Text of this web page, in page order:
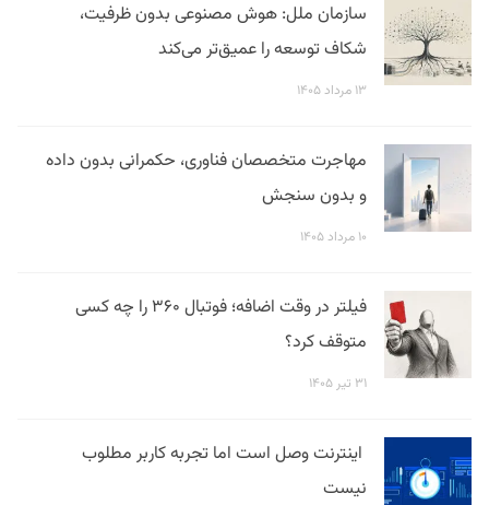
سازمان ملل: هوش مصنوعی بدون ظرفیت،
شکاف توسعه را عمیق‌تر می‌کند
۱۳ مرداد ۱۴۰۵
مهاجرت متخصصان فناوری، حکمرانی بدون داده
و بدون سنجش
۱۰ مرداد ۱۴۰۵
فیلتر در وقت اضافه؛ فوتبال ۳۶۰ را چه کسی
متوقف کرد؟
۳۱ تیر ۱۴۰۵
اینترنت وصل است اما تجربه کاربر مطلوب
نیست